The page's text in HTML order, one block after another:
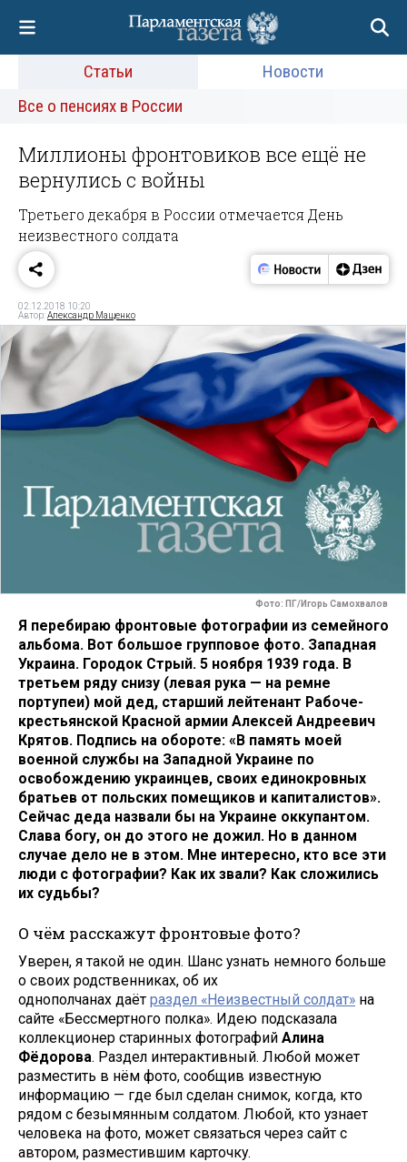
Статьи
Новости
Все о пенсиях в России
Миллионы фронтовиков все ещё не
вернулись с войны
Третьего декабря в России отмечается День
неизвестного солдата
02.12.2018 10:20
Автор:Александр Мащенко
Фото: ПГ/Игорь Самохвалов
Я перебираю фронтовые фотографии из семейного
альбома. Вот большое групповое фото. Западная
Украина. Городок Стрый. 5 ноября 1939 года. В
третьем ряду снизу (левая рука — на ремне
портупеи) мой дед, старший лейтенант Рабоче-
крестьянской Красной армии Алексей Андреевич
Крятов. Подпись на обороте: «В память моей
военной службы на Западной Украине по
освобождению украинцев, своих единокровных
братьев от польских помещиков и капиталистов».
Сейчас деда назвали бы на Украине оккупантом.
Слава богу, он до этого не дожил. Но в данном
случае дело не в этом. Мне интересно, кто все эти
люди с фотографии? Как их звали? Как сложились
их судьбы?
О чём расскажут фронтовые фото?
Уверен, я такой не один. Шанс узнать немного больше
о своих родственниках, об их
однополчанах даёт раздел «Неизвестный солдат» на
сайте «Бессмертного полка». Идею подсказала
коллекционер старинных фотографий Алина
Фёдорова. Раздел интерактивный. Любой может
разместить в нём фото, сообщив известную
информацию — где был сделан снимок, когда, кто
рядом с безымянным солдатом. Любой, кто узнает
человека на фото, может связаться через сайт с
автором, разместившим карточку.